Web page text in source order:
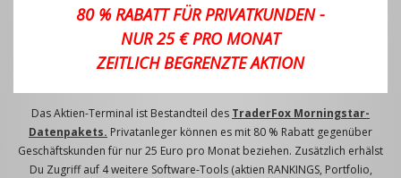
80 % RABATT FÜR PRIVATKUNDEN -
NUR 25 € PRO MONAT
ZEITLICH BEGRENZTE AKTION
Das Aktien-Terminal ist Bestandteil des TraderFox Morningstar-
Datenpakets. Privatanleger können es mit 80 % Rabatt gegenüber
Geschäftskunden für nur 25 Euro pro Monat beziehen. Zusätzlich erhälst
Du Zugriff auf 4 weitere Software-Tools (aktien RANKINGS, Portfolio,